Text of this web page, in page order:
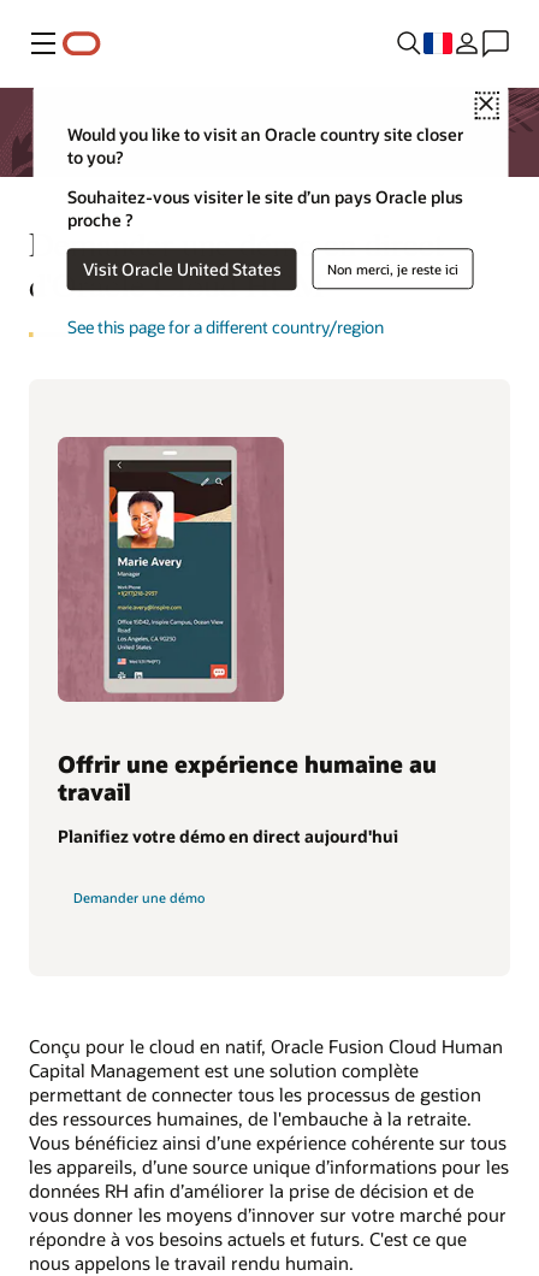
Menu
Close
Would you like to visit an Oracle country site closer
to you?
Souhaitez-vous visiter le site d’un pays Oracle plus
proche ?
Visit Oracle United States Non merci, je reste ici
See this page for a different country/region
Demander une démo en direct
d'Oracle Cloud HCM
Offrir une expérience humaine au
travail
Planifiez votre démo en direct aujourd'hui
Demander une démo
Conçu pour le cloud en natif, Oracle Fusion Cloud Human
Capital Management est une solution complète
permettant de connecter tous les processus de gestion
des ressources humaines, de l'embauche à la retraite.
Vous bénéficiez ainsi d’une expérience cohérente sur tous
les appareils, d’une source unique d’informations pour les
données RH afin d’améliorer la prise de décision et de
vous donner les moyens d’innover sur votre marché pour
répondre à vos besoins actuels et futurs. C'est ce que
nous appelons le travail rendu humain.